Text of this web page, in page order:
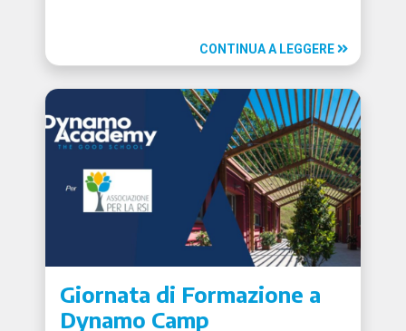
CONTINUA A LEGGERE
Giornata di Formazione a
Dynamo Camp